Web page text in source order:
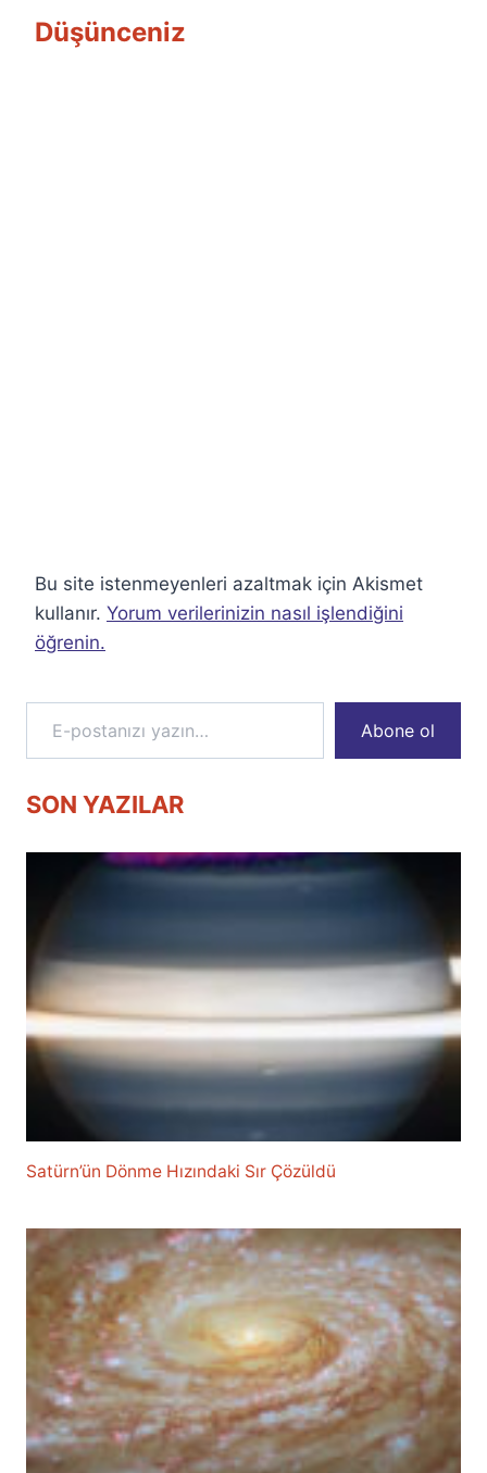
Düşünceniz
Bu site istenmeyenleri azaltmak için Akismet
kullanır. Yorum verilerinizin nasıl işlendiğini
öğrenin.
E-postanızı yazın…
Abone ol
SON YAZILAR
Satürn’ün Dönme Hızındaki Sır Çözüldü